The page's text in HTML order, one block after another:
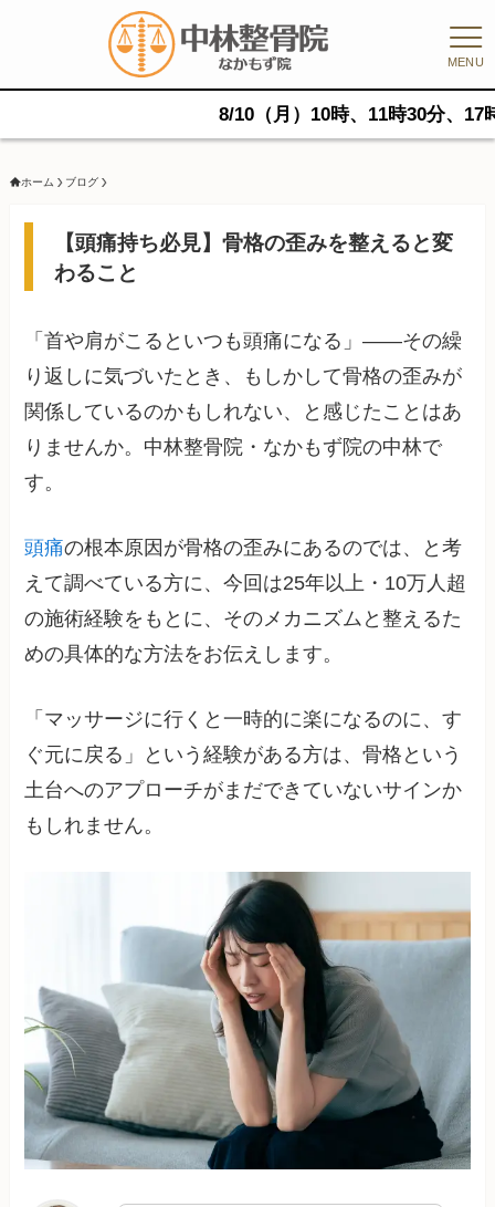
MENU
8/10（月）10時、11時30分、17時に空きが
ホーム ブログ
【頭痛持ち必見】骨格の歪みを整えると変
わること
「首や肩がこるといつも頭痛になる」——その繰
り返しに気づいたとき、もしかして骨格の歪みが
関係しているのかもしれない、と感じたことはあ
りませんか。中林整骨院・なかもず院の中林で
す。
頭痛の根本原因が骨格の歪みにあるのでは、と考
えて調べている方に、今回は25年以上・10万人超
の施術経験をもとに、そのメカニズムと整えるた
めの具体的な方法をお伝えします。
「マッサージに行くと一時的に楽になるのに、す
ぐ元に戻る」という経験がある方は、骨格という
土台へのアプローチがまだできていないサインか
もしれません。